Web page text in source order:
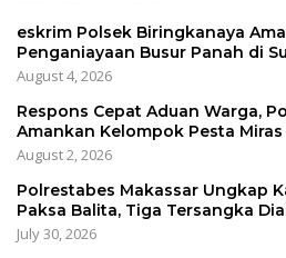
eskrim Polsek Biringkanaya
Penganiayaan Busur Panah di
August 4, 2026
Respons Cepat Aduan Warga,
Amankan Kelompok Pesta Miras
August 2, 2026
Polrestabes Makassar Ungkap
Paksa Balita, Tiga Tersangka
July 30, 2026